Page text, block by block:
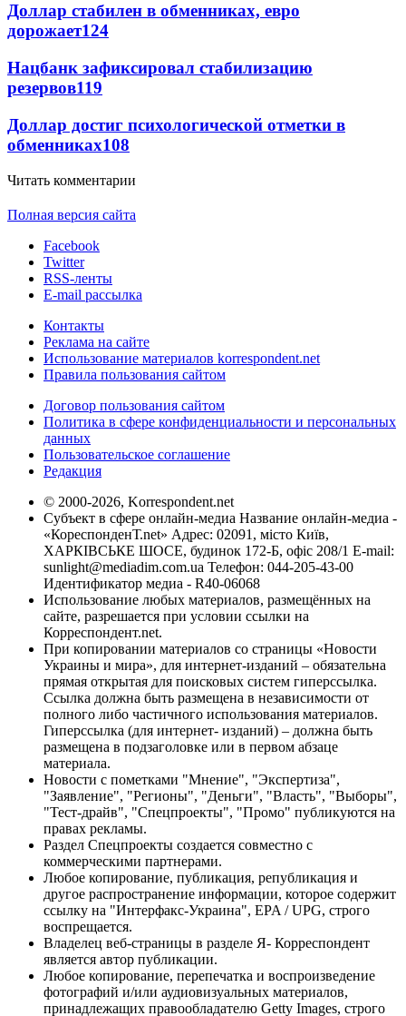
Доллар стабилен в обменниках, евро
дорожает124
Нацбанк зафиксировал стабилизацию
резервов119
Доллар достиг психологической отметки в
обменниках108
Читать комментарии
Полная версия сайта
Facebook
Twitter
RSS-ленты
E-mail рассылка
Контакты
Реклама на сайте
Использование материалов korrespondent.net
Правила пользования сайтом
Договор пользования сайтом
Политика в сфере конфиденциальности и персональных
данных
Пользовательское соглашение
Редакция
© 2000-2026, Korrespondent.net
Субъект в сфере онлайн-медиа Название онлайн-медиа -
«КореспонденТ.net» Адрес: 02091, місто Київ,
ХАРКІВСЬКЕ ШОСЕ, будинок 172-Б, офіс 208/1 E-mail:
sunlight@mediadim.com.ua Телефон: 044-205-43-00
Идентификатор медиа - R40-06068
Использование любых материалов, размещённых на
сайте, разрешается при условии ссылки на
Корреспондент.net.
При копировании материалов со страницы «Новости
Украины и мира», для интернет-изданий – обязательна
прямая открытая для поисковых систем гиперссылка.
Ссылка должна быть размещена в независимости от
полного либо частичного использования материалов.
Гиперссылка (для интернет- изданий) – должна быть
размещена в подзаголовке или в первом абзаце
материала.
Новости с пометками "Мнение", "Экспертиза",
"Заявление", "Регионы", "Деньги", "Власть", "Выборы",
"Тест-драйв", "Спецпроекты", "Промо" публикуются на
правах рекламы.
Раздел Спецпроекты создается совместно с
коммерческими партнерами.
Любое копирование, публикация, републикация и
другое распространение информации, которое содержит
ссылку на "Интерфакс-Украина", EPA / UPG, строго
воспрещается.
Владелец веб-страницы в разделе Я- Корреспондент
является автор публикации.
Любое копирование, перепечатка и воспроизведение
фотографий и/или аудиовизуальных материалов,
принадлежащих правообладателю Getty Images, строго